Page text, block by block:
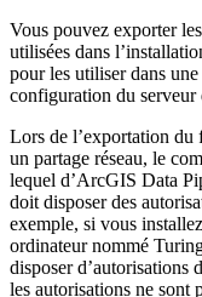
Vous pouvez exporter
utilisées dans
pour les utiliser dans
configuration du
Lors de l’exportation du
un partage réseau, le
lequel d’ArcGIS Data
doit disposer des
exemple, si vous
ordinateur nommé
disposer d’autorisations
les autorisations ne sont